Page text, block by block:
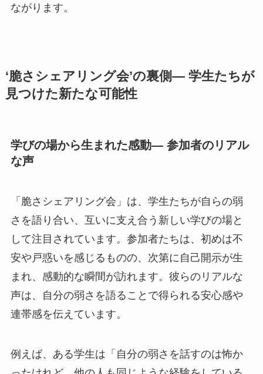
ながります。
‘脆さシェアリング会’の裏側— 学生たちが
見つけた新たな可能性
学びの場から生まれた感動— 参加者のリアル
な声
「脆さシェアリング会」は、学生たちが自らの弱
さを語り合い、互いに支え合う新しい学びの場と
して注目されています。参加者たちは、初めは不
安や戸惑いを感じるものの、次第に自己開示が生
まれ、感動的な瞬間が訪れます。彼らのリアルな
声は、自分の弱さを語ることで得られる安心感や
連帯感を伝えています。
例えば、ある学生は「自分の弱さを話すのは怖か